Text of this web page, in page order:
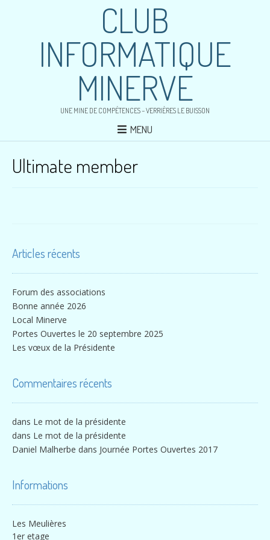
CLUB
INFORMATIQUE
MINERVE
UNE MINE DE COMPÉTENCES – VERRIÈRES LE BUISSON
MENU
Ultimate member
Articles récents
Forum des associations
Bonne année 2026
Local Minerve
Portes Ouvertes le 20 septembre 2025
Les vœux de la Présidente
Commentaires récents
dans Le mot de la présidente
dans Le mot de la présidente
Daniel Malherbe dans Journée Portes Ouvertes 2017
Informations
Les Meulières
1er etage